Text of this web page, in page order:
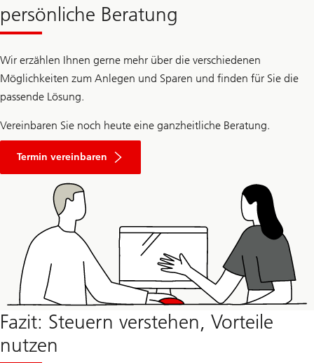
persönliche Beratung
Wir erzählen Ihnen gerne mehr über die verschiedenen
Möglichkeiten zum Anlegen und Sparen und finden für Sie die
passende Lösung.
Vereinbaren Sie noch heute eine ganzheitliche Beratung.
Termin vereinbaren
arrange
consultation
Fazit: Steuern verstehen, Vorteile
nutzen